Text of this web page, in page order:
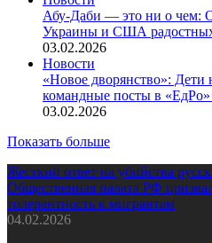
Абу-Даби — это ни о чем:
Украины и США радостных
03.02.2026
Новости
«Новое дворянство»: Дети
командные посты в «ЕдРо»
03.02.2026
Показать больше
Жесткий ответ на убийства
Общественная палата РФ
толерантность к мигрантам
04.02.2026